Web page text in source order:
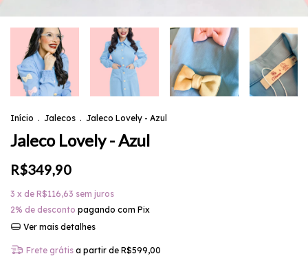
Início . Jalecos . Jaleco Lovely - Azul
Jaleco Lovely - Azul
R$349,90
3 x de R$116,63 sem juros
2% de desconto pagando com Pix
Ver mais detalhes
Frete grátis a partir de R$599,00